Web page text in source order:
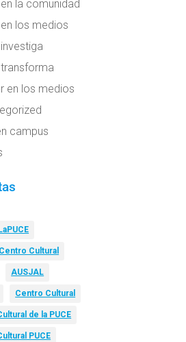
en la comunidad
en los medios
investiga
transforma
en los medios
campus
Cultural
AUSJAL
Centro Cultural
de la PUCE
PUCE